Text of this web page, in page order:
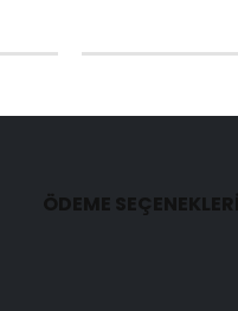
ÖDEME SEÇENEKLERİ